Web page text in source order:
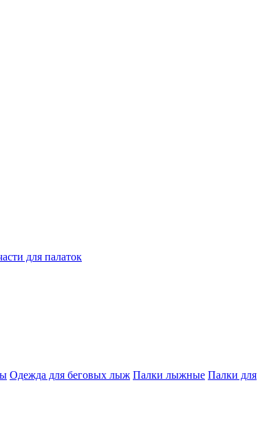
для палаток
Одежда для беговых лыж Палки лыжные Палки для